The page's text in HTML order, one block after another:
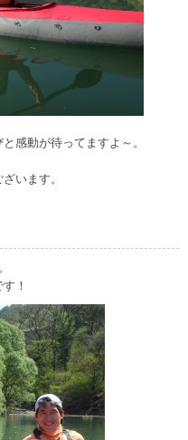
感動が待ってますよ～。
います。
！